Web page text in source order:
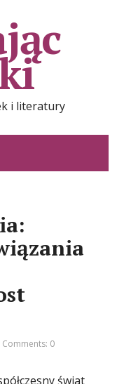
i literatury
Comments: 0
świat